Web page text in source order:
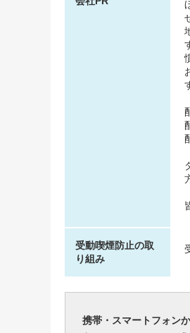
受動喫煙防止の取
り組み
携帯・スマートフォン